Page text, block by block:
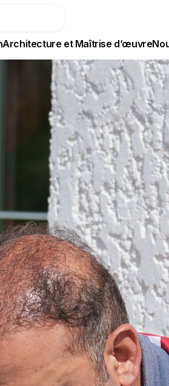
Architecture et Maîtrise d’œuvre